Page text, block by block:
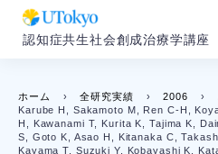
認知症共生社会創成治療学講座
ホーム › 全研究実績 › 2006 ›
Karube H, Sakamoto M, Ren C-H,
H, Kawanami T, Kurita K, Tajima K,
S, Goto K, Asao H, Kitanaka C,
Kayama T, Suzuki Y, Kobayashi K,